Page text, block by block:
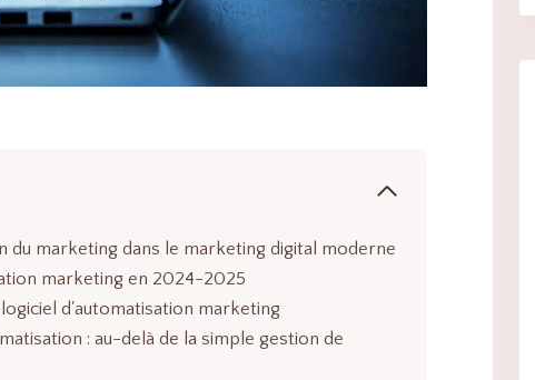
du marketing dans le marketing digital moderne
marketing en 2024-2025
d'automatisation marketing
: au-delà de la simple gestion de